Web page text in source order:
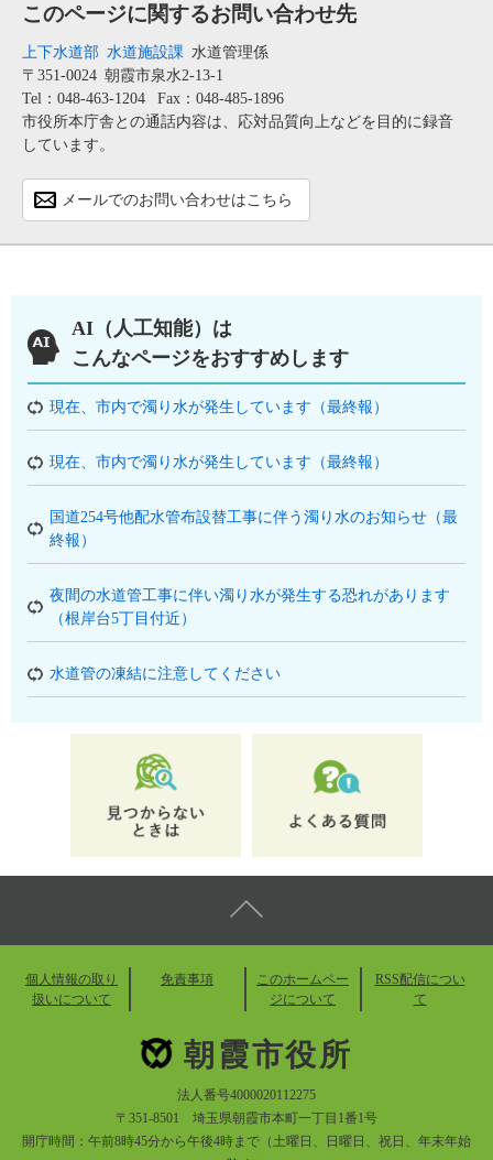
このページに関するお問い合わせ先
上下水道部 水道施設課 水道管理係
〒351-0024 朝霞市泉水2-13-1
Tel：048-463-1204
Fax：048-485-1896
市役所本庁舎との通話内容は、応対品質向上などを目的に録音
しています。
メールでのお問い合わせはこちら
AI（人工知能）は
こんなページをおすすめします
現在、市内で濁り水が発生しています（最終報）
現在、市内で濁り水が発生しています（最終報）
国道254号他配水管布設替工事に伴う濁り水のお知らせ（最
終報）
夜間の水道管工事に伴い濁り水が発生する恐れがあります
（根岸台5丁目付近）
水道管の凍結に注意してください
個人情報の取り
扱いについて
免責事項
このホームペー
ジについて
RSS配信につい
て
朝霞市役所
法人番号4000020112275
〒351-8501 埼玉県朝霞市本町一丁目1番1号
開庁時間：午前8時45分から午後4時まで（土曜日、日曜日、祝日、年末年始